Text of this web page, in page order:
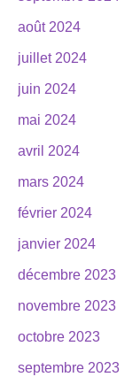
août 2024
juillet 2024
juin 2024
mai 2024
avril 2024
mars 2024
février 2024
janvier 2024
décembre 2023
novembre 2023
octobre 2023
septembre 2023